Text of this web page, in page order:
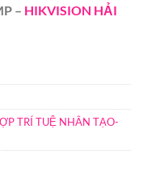
– HIKVISION HẢI
TRÍ TUỆ NHÂN TẠO-